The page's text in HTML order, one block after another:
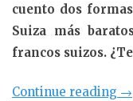
cuento dos
Suiza más
francos suizos.
Continue reading →